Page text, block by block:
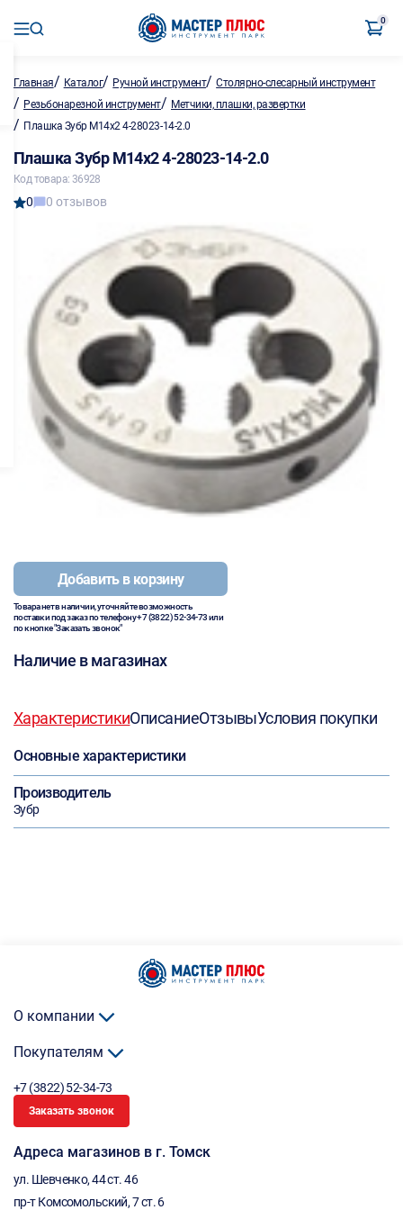
0
Главная/ Каталог/ Ручной инструмент/Столярно-слесарный инструмент
/ Резьбонарезной инструмент/ Метчики, плашки, развертки
/ Плашка Зубр М14х2 4-28023-14-2.0
Плашка Зубр М14х2 4-28023-14-2.0
Код товара: 36928
0 0 отзывов
Добавить в корзину
Товара нет в наличии, уточняйте возможность
поставки под заказ по телефону+7 (3822) 52-34-73или
по кнопке "Заказать звонок"
Наличие в магазинах
ХарактеристикиОписаниеОтзывыУсловия покупки
Основные характеристики
Производитель
Зубр
О компании
Покупателям
+7 (3822) 52-34-73
Заказать звонок
Адреса магазинов в г. Томск
ул. Шевченко, 44 ст. 46
пр-т Комсомольский, 7 ст. 6